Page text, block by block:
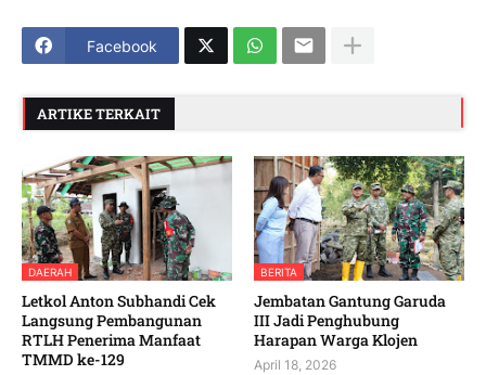
Facebook
ARTIKE TERKAIT
DAERAH
Letkol Anton Subhandi Cek
Langsung Pembangunan
RTLH Penerima Manfaat
TMMD ke-129
BERITA
Jembatan Gantung Garuda
III Jadi Penghubung
Harapan Warga Klojen
April 18, 2026